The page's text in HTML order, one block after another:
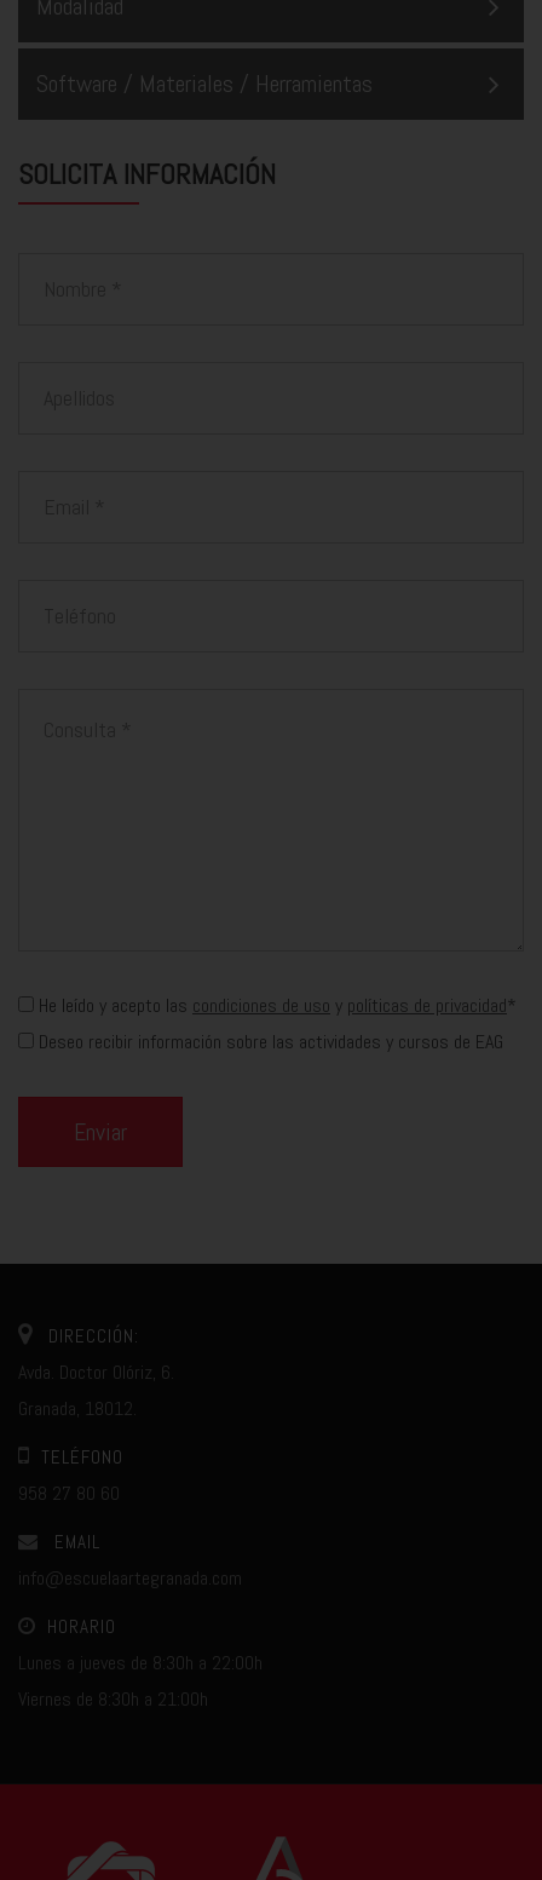
Software / Materiales / Herramientas
SOLICITA INFORMACIÓN
He leído y acepto las condiciones de uso y políticas de privacidad*
Deseo recibir información sobre las actividades y cursos de EAG
Enviar
DIRECCIÓN:
Avda. Doctor Olóriz, 6.
Granada, 18012.
TELÉFONO
958 27 80 60
EMAIL
info@escuelaartegranada.com
HORARIO
Lunes a jueves de 8:30h a 22:00h
Viernes de 8:30h a 21:00h